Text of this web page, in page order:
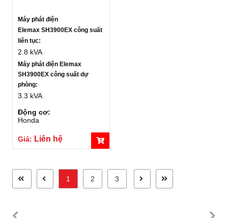
Máy phát điện
Elemax SH3900EX công suất
liên tục:
2.8 kVA
Máy phát điện Elemax
SH3900EX công suất dự
phòng:
3.3 kVA
Động cơ:
Honda
Giá: Liên hệ
1 2 3